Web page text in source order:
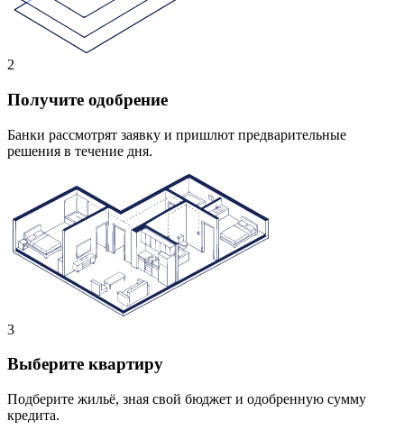
2
Получите одобрение
Банки рассмотрят заявку и пришлют предварительные
решения в течение дня.
3
Выберите квартиру
Подберите жильё, зная свой бюджет и одобренную сумму
кредита.